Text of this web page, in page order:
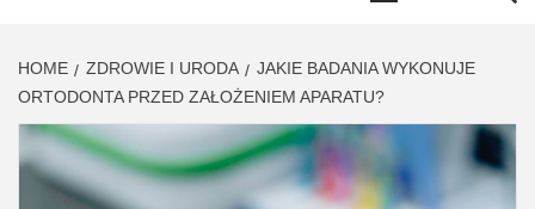
HOME ZDROWIE I URODA
JAKIE BADANIA WYKONUJE
ORTODONTA PRZED ZAŁOŻENIEM APARATU?